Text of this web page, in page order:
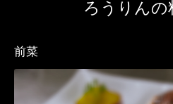
ろうりんの
前菜